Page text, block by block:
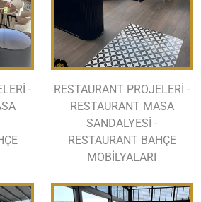
-
RESTAURANT PROJELERİ -
RESTAURANT MASA
SANDALYESİ -
RESTAURANT BAHÇE
MOBİLYALARI